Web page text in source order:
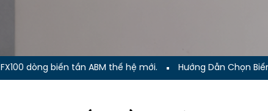
FX100 dòng biến tần ABM thế hệ mới. Hướng Dẫn Chọn